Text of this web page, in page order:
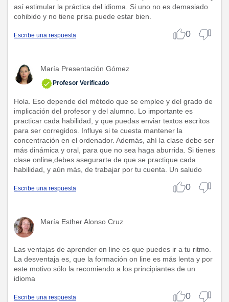
así estimular la práctica del idioma. Si uno no es demasiado
cohibido y no tiene prisa puede estar bien.
Escribe una respuesta 0
María Presentación Gómez
Profesor Verificado
Hola. Eso depende del método que se emplee y del grado de
implicación del profesor y del alumno. Lo importante es
practicar cada habilidad, y que puedas enviar textos escritos
para ser corregidos. Influye si te cuesta mantener la
concentración en el ordenador. Además, ahí la clase debe ser
más dinámica y oral, para que no sea haga aburrida. Si tienes
clase online,debes asegurarte de que se practique cada
habilidad, y aún más, de trabajar por tu cuenta. Un saludo
Escribe una respuesta 0
María Esther Alonso Cruz
Las ventajas de aprender on line es que puedes ir a tu ritmo.
La desventaja es, que la formación on line es más lenta y por
este motivo sólo la recomiendo a los principiantes de un
idioma
Escribe una respuesta 0